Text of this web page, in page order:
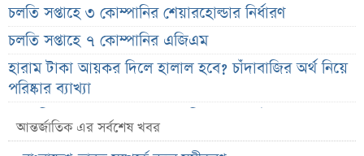
চলতি সপ্তাহে ৩ কোম্পানির শেয়ারহোল্ডার নির্ধারণ
চলতি সপ্তাহে ৭ কোম্পানির এজিএম
হারাম টাকা আয়কর দিলে হালাল হবে? চাঁদাবাজির অর্থ নিয়ে
পরিষ্কার ব্যাখ্যা
র‌্যাব বিলুপ্ত করে আসছে এসআরবি, খসড়া আইনে যা থাকছে
চাঁদের ছায়ায় ঢেকে যাবে সূর্য, কবে ও কোথায় দেখা যাবে
আন্তর্জাতিক এর সর্বশেষ খবর